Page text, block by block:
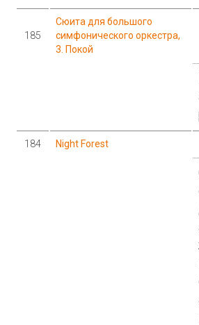
185
Сюита для большого
симфонического оркестра,
3. Покой
184 Night Forest